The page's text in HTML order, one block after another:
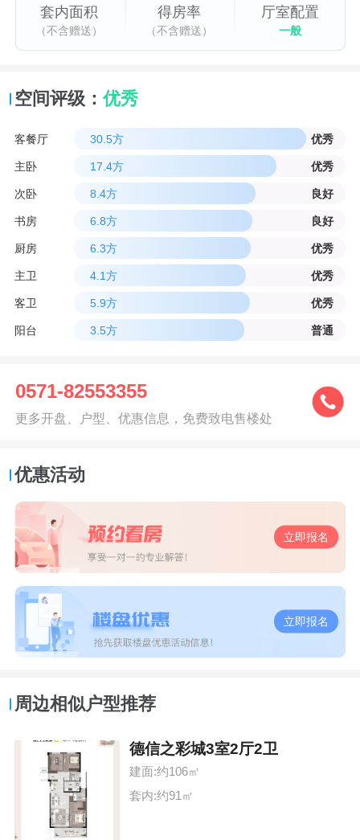
套内面积
（不含赠送）
得房率
（不含赠送）
厅室配置
一般
空间评级： 优秀
客餐厅 30.5方 优秀
主卧 17.4方 优秀
次卧 8.4方 良好
书房 6.8方 良好
厨房 6.3方 优秀
主卫 4.1方 优秀
客卫 5.9方 优秀
阳台 3.5方 普通
0571-82553355
更多开盘、户型、优惠信息，免费致电售楼处
优惠活动
立即报名
立即报名
周边相似户型推荐
德信之彩城3室2厅2卫
建面:约106㎡
套内:约91㎡